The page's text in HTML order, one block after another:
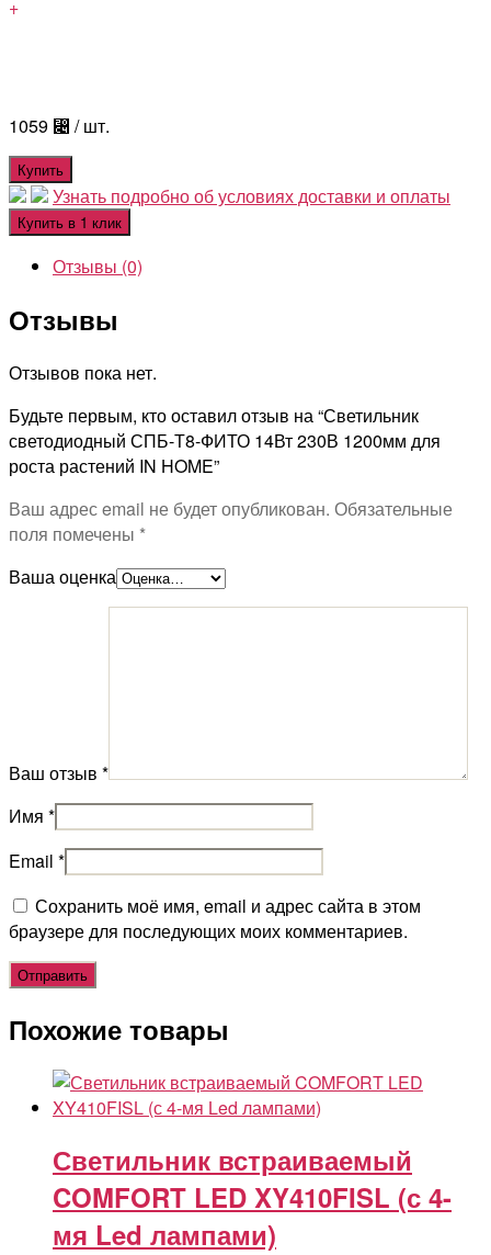
+
1059 ⃄ / шт.
Купить
Узнать подробно об условиях доставки и оплаты
Купить в 1 клик
Отзывы (0)
Отзывы
Отзывов пока нет.
Будьте первым, кто оставил отзыв на “Светильник
светодиодный СПБ-Т8-ФИТО 14Вт 230В 1200мм для
роста растений IN HOME”
Ваш адрес email не будет опубликован. Обязательные
поля помечены *
Ваша оценка
Ваш отзыв *
Имя *
Email *
Сохранить моё имя, email и адрес сайта в этом
браузере для последующих моих комментариев.
Похожие товары
Светильник встраиваемый
COMFORT LED XY410FISL (с 4-
мя Led лампами)